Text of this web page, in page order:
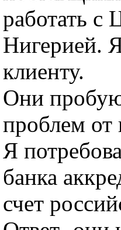
работать с
Нигерией.
клиенту.
Они
проблем от
Я
банка
счет